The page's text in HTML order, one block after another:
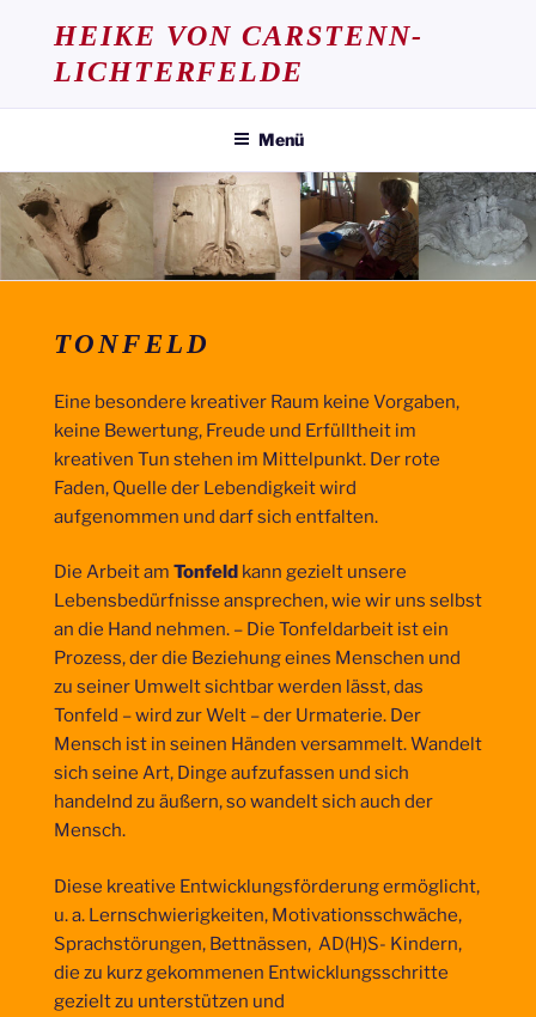
springen
HEIKE VON CARSTENN-
LICHTERFELDE
Menü
TONFELD
Eine besondere kreativer Raum keine Vorgaben,
keine Bewertung, Freude und Erfülltheit im
kreativen Tun stehen im Mittelpunkt. Der rote
Faden, Quelle der Lebendigkeit wird
aufgenommen und darf sich entfalten.
Die Arbeit am Tonfeld kann gezielt unsere
Lebensbedürfnisse ansprechen, wie wir uns selbst
an die Hand nehmen. – Die Tonfeldarbeit ist ein
Prozess, der die Beziehung eines Menschen und
zu seiner Umwelt sichtbar werden lässt, das
Tonfeld – wird zur Welt – der Urmaterie. Der
Mensch ist in seinen Händen versammelt. Wandelt
sich seine Art, Dinge aufzufassen und sich
handelnd zu äußern, so wandelt sich auch der
Mensch.
Diese kreative Entwicklungsförderung ermöglicht,
u. a. Lernschwierigkeiten, Motivationsschwäche,
Sprachstörungen, Bettnässen, AD(H)S- Kindern,
die zu kurz gekommenen Entwicklungsschritte
gezielt zu unterstützen und